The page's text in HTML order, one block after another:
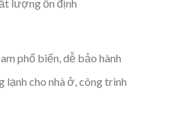
lượng ổn định
phổ biến, dễ bảo hành
lạnh cho nhà ở, công trình